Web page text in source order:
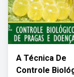
A Técnica De
Controle